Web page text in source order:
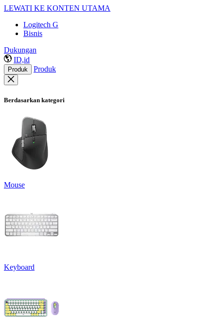
LEWATI KE KONTEN UTAMA
Logitech G
Bisnis
Dukungan
ID,id
Produk Produk
Berdasarkan kategori
Mouse
Keyboard